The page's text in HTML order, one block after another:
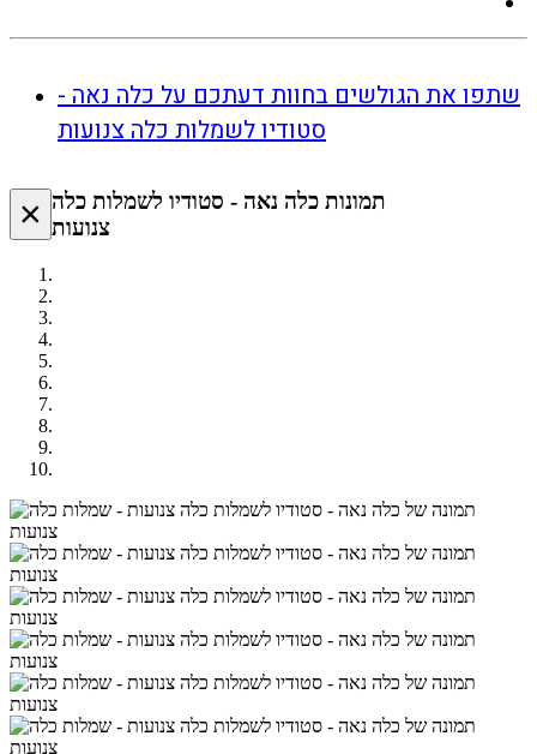
שתפו את הגולשים בחוות דעתכם על כלה נאה -
סטודיו לשמלות כלה צנועות
× תמונות כלה נאה - סטודיו לשמלות כלה
צנועות